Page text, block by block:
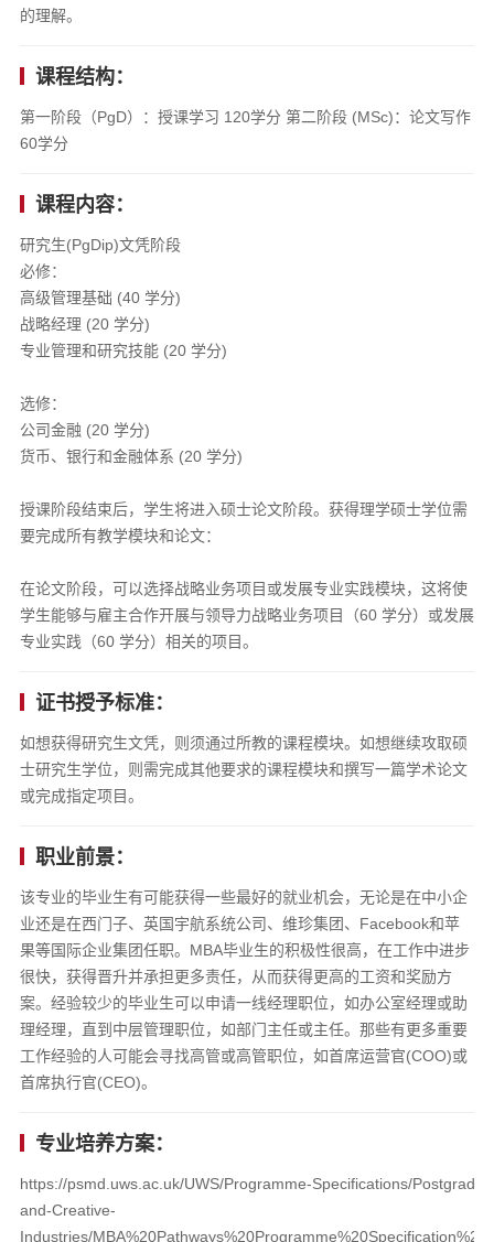
的理解。
课程结构：
第一阶段（PgD）：授课学习 120学分 第二阶段 (MSc)：论文写作
60学分
课程内容：
研究生(PgDip)文凭阶段
必修：
高级管理基础 (40 学分)
战略经理 (20 学分)
专业管理和研究技能 (20 学分)
选修：
公司金融 (20 学分)
货币、银行和金融体系 (20 学分)
授课阶段结束后，学生将进入硕士论文阶段。获得理学硕士学位需
要完成所有教学模块和论文：
在论文阶段，可以选择战略业务项目或发展专业实践模块，这将使
学生能够与雇主合作开展与领导力战略业务项目（60 学分）或发展
专业实践（60 学分）相关的项目。
证书授予标准：
如想获得研究生文凭，则须通过所教的课程模块。如想继续攻取硕
士研究生学位，则需完成其他要求的课程模块和撰写一篇学术论文
或完成指定项目。
职业前景：
该专业的毕业生有可能获得一些最好的就业机会，无论是在中小企
业还是在西门子、英国宇航系统公司、维珍集团、Facebook和苹
果等国际企业集团任职。MBA毕业生的积极性很高，在工作中进步
很快，获得晋升并承担更多责任，从而获得更高的工资和奖励方
案。经验较少的毕业生可以申请一线经理职位，如办公室经理或助
理经理，直到中层管理职位，如部门主任或主任。那些有更多重要
工作经验的人可能会寻找高管或高管职位，如首席运营官(COO)或
首席执行官(CEO)。
专业培养方案：
https://psmd.uws.ac.uk/UWS/Programme-Specifications/
and-Creative-
Industries/